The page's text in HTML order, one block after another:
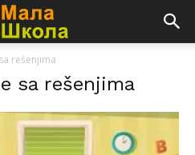
rešenjima
sa rešenjima